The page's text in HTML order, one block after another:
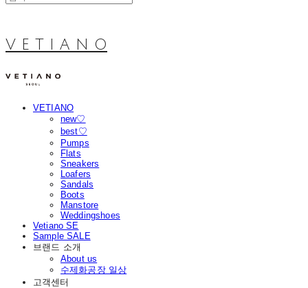
V E T I A N O
VETIANO
new♡
best♡
Pumps
Flats
Sneakers
Loafers
Sandals
Boots
Manstore
Weddingshoes
Vetiano SE
Sample SALE
브랜드 소개
About us
수제화공장 일상
고객센터